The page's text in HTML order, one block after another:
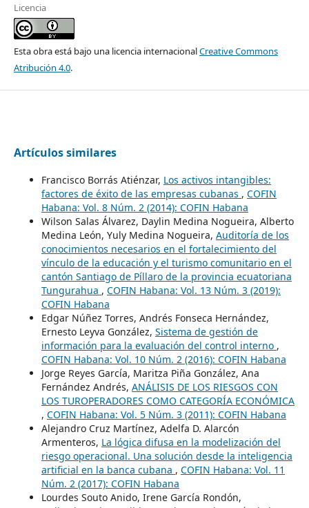
Licencia
Esta obra está bajo una licencia internacionalCreative Commons
Atribución 4.0.
Artículos similares
Francisco Borrás Atiénzar, Los activos intangibles:
factores de éxito de las empresas cubanas , COFIN
Habana: Vol. 8 Núm. 2 (2014): COFIN Habana
Wilson Salas Álvarez, Daylin Medina Nogueira, Alberto
Medina León, Yuly Medina Nogueira, Auditoría de los
conocimientos necesarios en el fortalecimiento del
vínculo de la educación y el turismo comunitario en el
cantón Santiago de Píllaro de la provincia ecuatoriana
Tungurahua , COFIN Habana: Vol. 13 Núm. 3 (2019):
COFIN Habana
Edgar Núñez Torres, Andrés Fonseca Hernández,
Ernesto Leyva González, Sistema de gestión de
información para la evaluación del control interno ,
COFIN Habana: Vol. 10 Núm. 2 (2016): COFIN Habana
Jorge Reyes García, Maritza Piña González, Ana
Fernández Andrés, ANÁLISIS DE LOS RIESGOS CON
LOS TUROPERADORES COMO CATEGORÍA ECONÓMICA
, COFIN Habana: Vol. 5 Núm. 3 (2011): COFIN Habana
Alejandro Cruz Martínez, Adelfa D. Alarcón
Armenteros, La lógica difusa en la modelización del
riesgo operacional. Una solución desde la inteligencia
artificial en la banca cubana , COFIN Habana: Vol. 11
Núm. 2 (2017): COFIN Habana
Lourdes Souto Anido, Irene García Rondón,